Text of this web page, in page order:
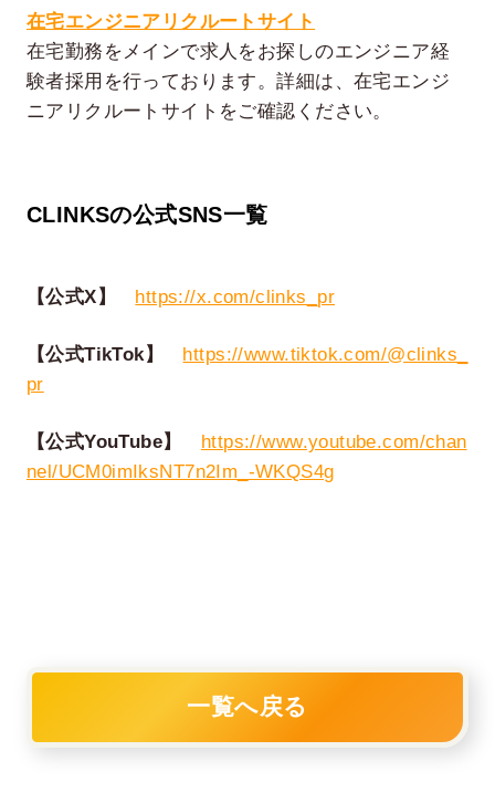
在宅エンジニアリクルートサイト
在宅勤務をメインで求人をお探しのエンジニア経
験者採用を行っております。詳細は、在宅エンジ
ニアリクルートサイトをご確認ください。
CLINKSの公式SNS一覧
【公式X】 https://x.com/clinks_pr
【公式TikTok】
https://www.tiktok.com/@clinks_
pr
【公式YouTube】
https://www.youtube.com/chan
nel/UCM0imIksNT7n2Im_-WKQS4g
一覧へ戻る